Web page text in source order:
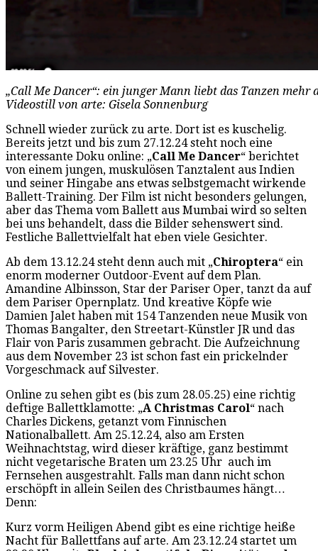
„Call Me Dancer“: ein junger Mann liebt das Tanzen mehr
Videostill von arte: Gisela Sonnenburg
Schnell wieder zurück zu arte. Dort ist es kuschelig.
Bereits jetzt und bis zum 27.12.24 steht noch eine
interessante Doku online: „Call Me Dancer“ berichtet
von einem jungen, muskulösen Tanztalent aus Indien
und seiner Hingabe ans etwas selbstgemacht wirkende
Ballett-Training. Der Film ist nicht besonders gelungen,
aber das Thema vom Ballett aus Mumbai wird so selten
bei uns behandelt, dass die Bilder sehenswert sind.
Festliche Ballettvielfalt hat eben viele Gesichter.
Ab dem 13.12.24 steht denn auch mit „Chiroptera“ ein
enorm moderner Outdoor-Event auf dem Plan.
Amandine Albinsson, Star der Pariser Oper, tanzt da auf
dem Pariser Opernplatz. Und kreative Köpfe wie
Damien Jalet haben mit 154 Tanzenden neue Musik von
Thomas Bangalter, den Streetart-Künstler JR und das
Flair von Paris zusammen gebracht. Die Aufzeichnung
aus dem November 23 ist schon fast ein prickelnder
Vorgeschmack auf Silvester.
Online zu sehen gibt es (bis zum 28.05.25) eine richtig
deftige Ballettklamotte: „A Christmas Carol“ nach
Charles Dickens, getanzt vom Finnischen
Nationalballett. Am 25.12.24, also am Ersten
Weihnachtstag, wird dieser kräftige, ganz bestimmt
nicht vegetarische Braten um 23.25 Uhr auch im
Fernsehen ausgestrahlt. Falls man dann nicht schon
erschöpft in allein Seilen des Christbaumes hängt…
Denn:
Kurz vorm Heiligen Abend gibt es eine richtige heiße
Nacht für Ballettfans auf arte. Am 23.12.24 startet um